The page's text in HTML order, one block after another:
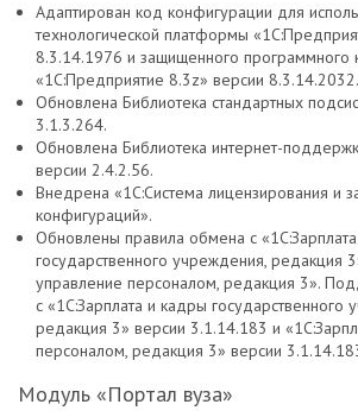
Адаптирован код конфигурации для
технологической платформы
8.3.14.1976 и защищенного программного
«1С:Предприятие 8.3z» версии 8.3.14.2032.
Обновлена Библиотека стандартных
3.1.3.264.
Обновлена Библиотека интернет-
версии 2.4.2.56.
Внедрена «1С:Система лицензирования и
конфигураций».
Обновлены правила обмена с
государственного учреждения, редакция
управление персоналом, редакция 3».
с «1С:Зарплата и кадры государственного
редакция 3» версии 3.1.14.183 и
персоналом, редакция 3» версии
Модуль «Портал вуза»